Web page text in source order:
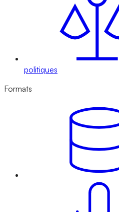
politiques
Formats